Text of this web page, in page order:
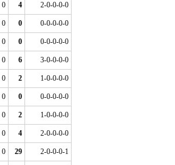
0 4 2-0-0-0-0
0 0 0-0-0-0-0
0 0 0-0-0-0-0
0 6 3-0-0-0-0
0 2 1-0-0-0-0
0 0 0-0-0-0-0
0 2 1-0-0-0-0
0 4 2-0-0-0-0
0 29 2-0-0-0-1